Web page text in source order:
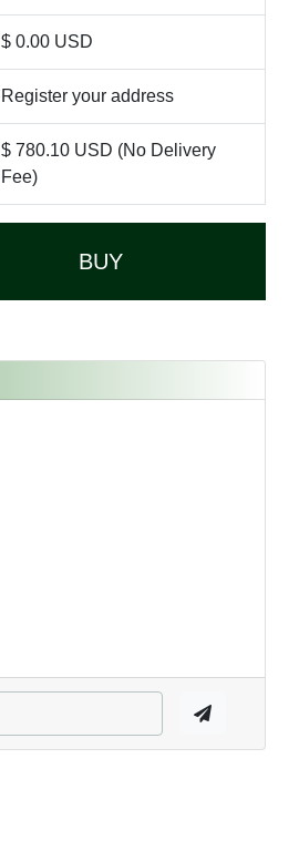
$ 0.00 USD
Register your address
$ 780.10 USD (No Delivery
Fee)
BUY